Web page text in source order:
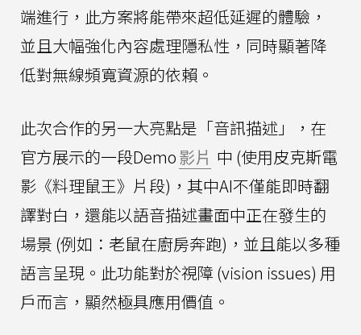
端進行，此方案將能帶來超低延遲的體驗，
並且大幅強化內容處理隱私性，同時顯著降
低對無線頻寬資源的依賴。
此次合作的另一大亮點是「音訊描述」，在
官方展示的一段Demo影片 中 (使用皮克斯電
影《料理鼠王》片段)，其中AI不僅能即時翻
譯對白，還能以語音描述畫面中正在發生的
場景 (例如：老鼠在廚房奔跑)，並且能以多種
語言呈現。此功能對於視障 (vision issues) 用
戶而言，顯然極具應用價值。